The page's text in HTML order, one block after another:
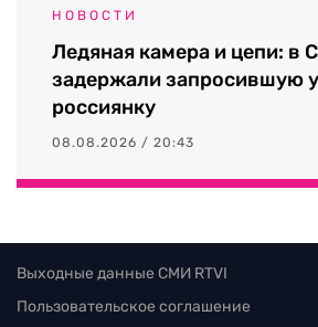
НОВОСТИ
Ледяная камера и цепи: в
задержали запросившую
россиянку
08.08.2026 / 20:43
Выходные данные СМИ RTVI
Пользовательское соглашение